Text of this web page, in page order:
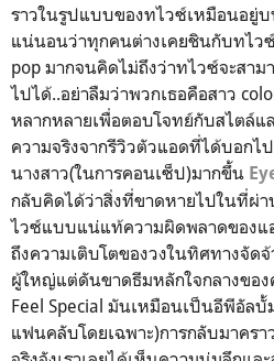
ราวในรูปแบบของทไวซ์เหมือนอยู่
แน่นอนว่าทุกคนต่างเคยชินกับทไว
pop มากจนคิดไม่ถึงว่าทไวซ์จะสาม
ไปได้..อย่าลืมว่าพวกเธอคือสาว
หลากหลายเพื่อตอบโจทย์กับสไตล์
ความจริงจากรีวิวตัวแอดที่ได้บอกไ
นางสาว(ในการคอนเซ็ป)มากขึ้น
กลับคิดได้ว่าสิ่งที่ขาดหายไปในที่ผ่
ไวซ์แบบแน่แท้ความผิดพลาดของ
ถึงความเติบโตของวงในทิศทางจั
ผู้ใหญ่แต่ดันขาดธีมหลักใจกลางขอ
Feel Special มันเหมือนเป็นอีพีอัลบั้
แฟนคลับโดยเฉพาะ)การกลับมาคร